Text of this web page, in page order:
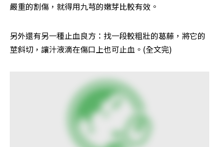
嚴重的割傷，就得用九芎的嫩芽比較有效。
另外還有另一種止血良方：找一段較粗壯的葛藤，將它的
莖斜切，讓汁液滴在傷口上也可止血。(全文完)